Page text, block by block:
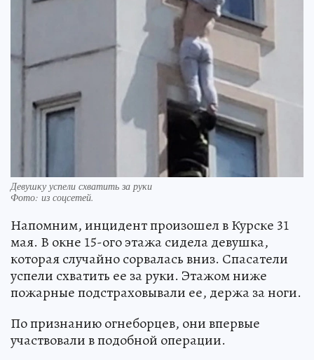
Девушку успели схватить за руки
Фото: из соцсетей.
Напомним, инцидент произошел в Курске 31
мая. В окне 15-ого этажа сидела девушка,
которая случайно сорвалась вниз. Спасатели
успели схватить ее за руки. Этажом ниже
пожарные подстраховывали ее, держа за ноги.
По признанию огнеборцев, они впервые
участвовали в подобной операции.